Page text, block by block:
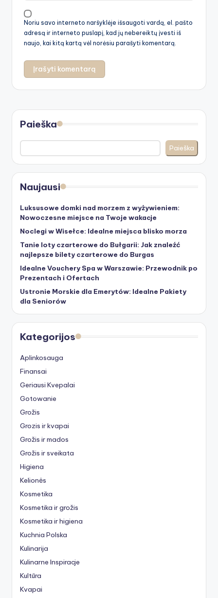
Noriu savo interneto naršyklėje išsaugoti vardą, el. pašto
adresą ir interneto puslapį, kad jų nebereiktų įvesti iš
naujo, kai kitą kartą vėl norėsiu parašyti komentarą.
Paieška
Paieška
Naujausi
Luksusowe domki nad morzem z wyżywieniem:
Nowoczesne miejsce na Twoje wakacje
Noclegi w Wisełce: Idealne miejsca blisko morza
Tanie loty czarterowe do Bułgarii: Jak znaleźć
najlepsze bilety czarterowe do Burgas
Idealne Vouchery Spa w Warszawie: Przewodnik po
Prezentach i Ofertach
Ustronie Morskie dla Emerytów: Idealne Pakiety
dla Seniorów
Kategorijos
Aplinkosauga
Finansai
Geriausi Kvepalai
Gotowanie
Grožis
Grozis ir kvapai
Grožis ir mados
Grožis ir sveikata
Higiena
Kelionės
Kosmetika
Kosmetika ir grožis
Kosmetika ir higiena
Kuchnia Polska
Kulinarija
Kulinarne Inspiracje
Kultūra
Kvapai